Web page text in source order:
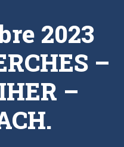
2023
–
–